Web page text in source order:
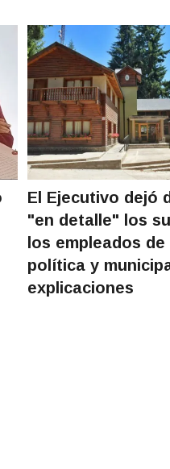
El Ejecutivo dejó
"en detalle" los
los empleados
política y
explicaciones